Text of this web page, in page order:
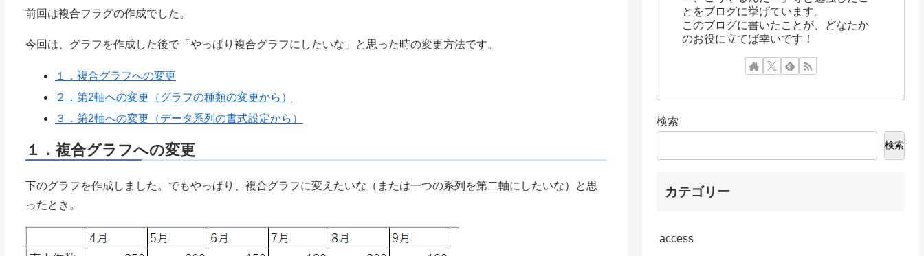
前回は複合フラグの作成でした。
今回は、グラフを作成した後で「やっぱり複合グラフにしたいな」と思った時の変更方法です。
１．複合グラフへの変更
２．第2軸への変更（グラフの種類の変更から）
３．第2軸への変更（データ系列の書式設定から）
１．複合グラフへの変更
下のグラフを作成しました。でもやっぱり、複合グラフに変えたいな（または一つの系列を第二軸にしたいな）と思
ったとき。
とをブログに挙げています。
このブログに書いたことが、どなたか
のお役に立てば幸いです！
検索
検索
カテゴリー
access